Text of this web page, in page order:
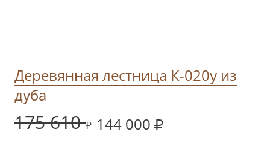
Деревянная лестница К-020у из
дуба
175 610 144 000